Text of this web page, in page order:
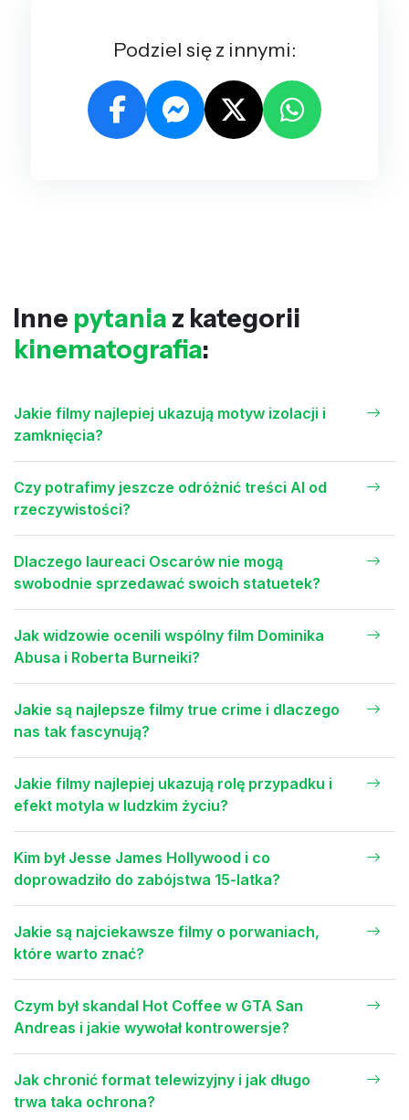
Podziel się z innymi:
Inne pytania z kategorii
kinematografia:
Jakie filmy najlepiej ukazują motyw izolacji i
zamknięcia?
Czy potrafimy jeszcze odróżnić treści AI od
rzeczywistości?
Dlaczego laureaci Oscarów nie mogą
swobodnie sprzedawać swoich statuetek?
Jak widzowie ocenili wspólny film Dominika
Abusa i Roberta Burneiki?
Jakie są najlepsze filmy true crime i dlaczego
nas tak fascynują?
Jakie filmy najlepiej ukazują rolę przypadku i
efekt motyla w ludzkim życiu?
Kim był Jesse James Hollywood i co
doprowadziło do zabójstwa 15-latka?
Jakie są najciekawsze filmy o porwaniach,
które warto znać?
Czym był skandal Hot Coffee w GTA San
Andreas i jakie wywołał kontrowersje?
Jak chronić format telewizyjny i jak długo
trwa taka ochrona?